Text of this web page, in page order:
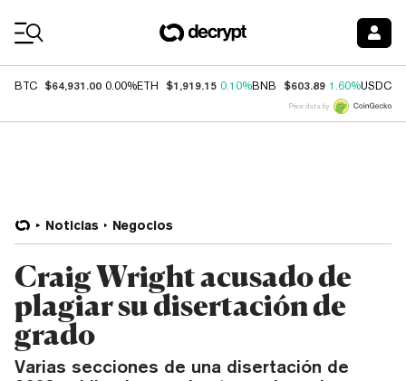
BTC $64,931.00 0.00%ETH $1,919.15 0.10%BNB $603.89 1.60%USDC
Price data by
Noticias Negocios
Craig Wright acusado de
plagiar su disertación de
grado
Varias secciones de una disertación de